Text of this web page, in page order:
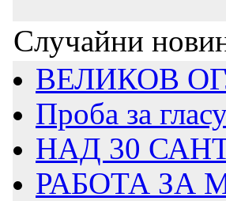
Случайни
ВЕЛИКОВ
Проба за
НАД 30
РАБОТА ЗА